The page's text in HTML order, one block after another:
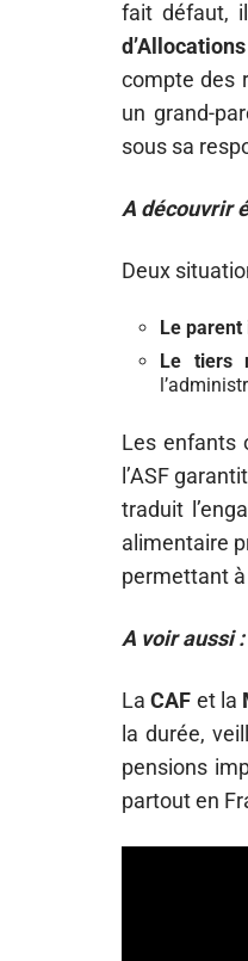
fait défaut,
compte des
un grand-
sous sa
A découvrir
Deux
Le parent
Le tiers
Les enfants
l’ASF
traduit
alimentaire
permettant
A voir aussi :
LaCAF et la
la durée,
pensions
partout en